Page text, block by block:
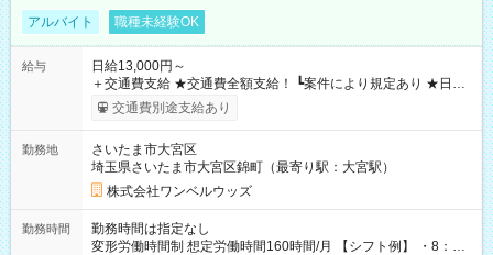
アルバイト 職種未経験OK
給与
日給13,000円～
＋交通費支給 ★交通費全額支給！ ┗案件により規定あり ★日払
いOK！（規定あり） ┗働いたその日に現金GET♪ お仕事後はコ
ンビニATMから 日払い分を引き落とせます！ 【試用期間】試
交通費別途支給あり
勤務地
さいたま市大宮区
埼玉県さいたま市大宮区錦町（最寄り駅：大宮駅）
株式会社ワンベルウッズ
勤務時間
勤務時間は指定なし
変形労働時間制 想定労働時間160時間/月 【シフト例】 ・8：00